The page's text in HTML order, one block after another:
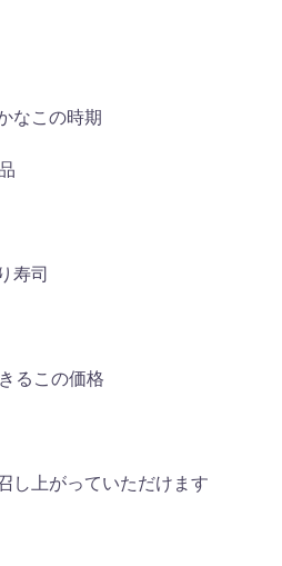
なこの時期
寿司
るこの価格
し上がっていただけます